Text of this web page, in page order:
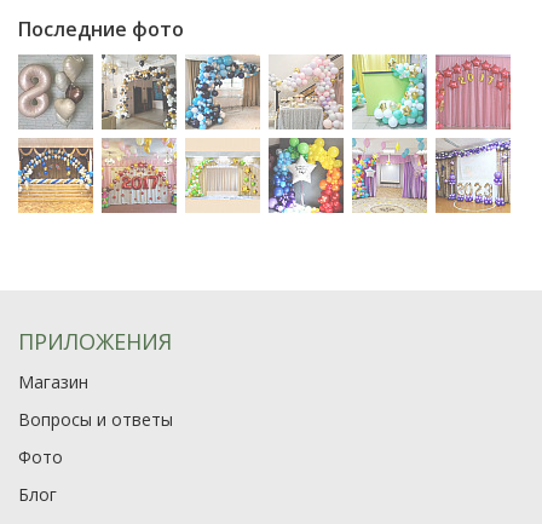
Последние фото
ПРИЛОЖЕНИЯ
Магазин
Вопросы и ответы
Фото
Блог